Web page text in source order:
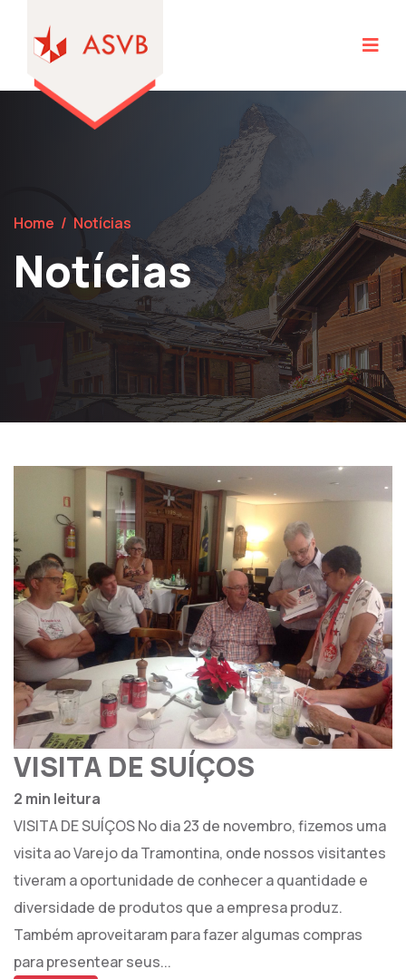
Home / Notícias
Notícias
VISITA DE SUÍÇOS
2 min leitura
VISITA DE SUÍÇOS No dia 23 de novembro, fizemos uma
visita ao Varejo da Tramontina, onde nossos visitantes
tiveram a oportunidade de conhecer a quantidade e
diversidade de produtos que a empresa produz.
Também aproveitaram para fazer algumas compras
para presentear seus...